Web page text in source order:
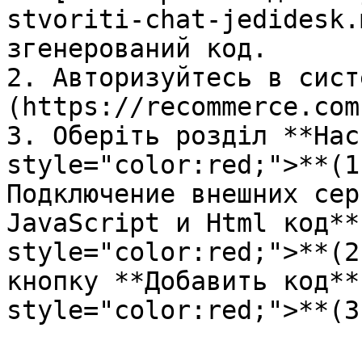
stvoriti-chat-
згенерований код.
2. Авторизуйтесь в
(https://
3. Оберіть розділ
Подключение внешних
JavaScript и Html код**
кнопку **Добавить